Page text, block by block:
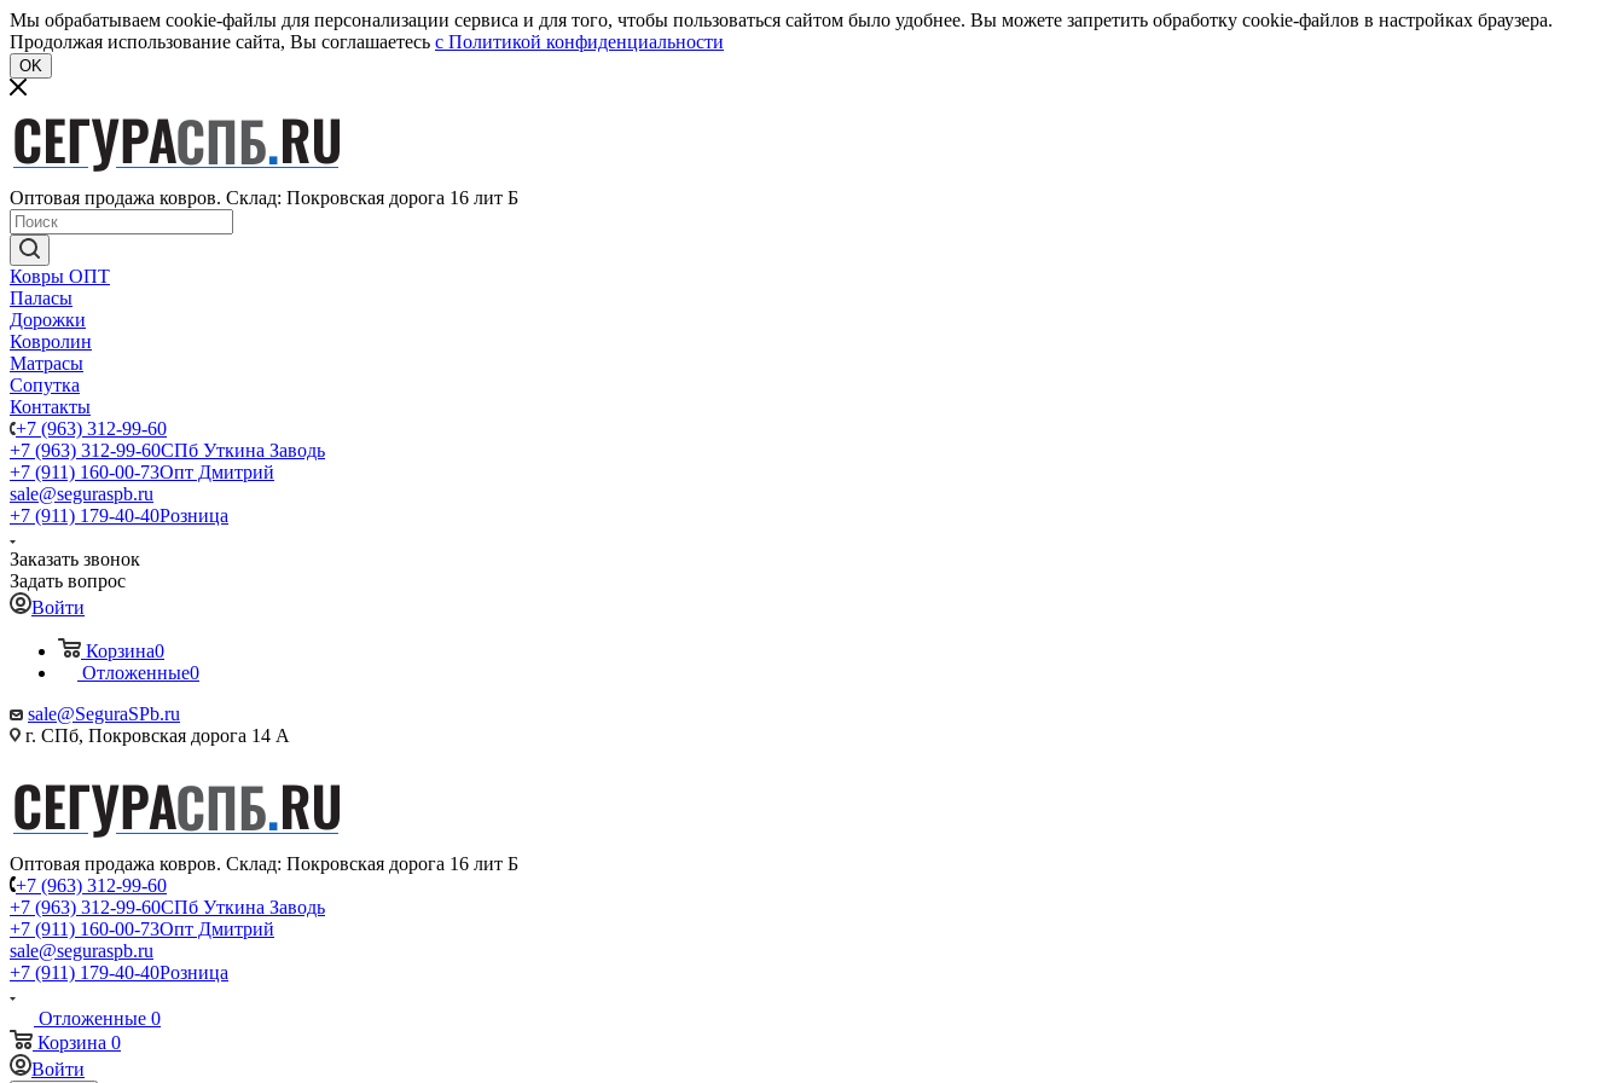
Мы обрабатываем cookie-файлы для персонализации сервиса и для того, чтобы пользоваться сайтом было удобнее. Вы можете запретить обработку cookie-файлов в настройках браузера.
Продолжая использование сайта, Вы соглашаетесь c Политикой конфиденциальности
OK
Оптовая продажа ковров. Склад: Покровская дорога 16 лит Б
Ковры ОПТ
Паласы
Дорожки
Ковролин
Матрасы
Сопутка
Контакты
+7 (963) 312-99-60
+7 (963) 312-99-60СПб Уткина Заводь
+7 (911) 160-00-73Опт Дмитрий
sale@seguraspb.ru
+7 (911) 179-40-40Розница
Заказать звонок
Задать вопрос
Войти
Корзина0
Отложенные0
sale@SeguraSPb.ru
г. СПб, Покровская дорога 14 А
Оптовая продажа ковров. Склад: Покровская дорога 16 лит Б
+7 (963) 312-99-60
+7 (963) 312-99-60СПб Уткина Заводь
+7 (911) 160-00-73Опт Дмитрий
sale@seguraspb.ru
+7 (911) 179-40-40Розница
Отложенные 0
Корзина 0
Войти